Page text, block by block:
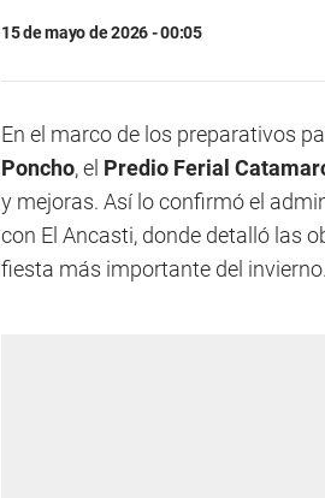
15 de mayo de 2026 - 00:05
En el marco de los preparativos
Poncho, el Predio Ferial
y mejoras. Así lo confirmó el
con El Ancasti, donde detalló las
fiesta más importante del invierno.